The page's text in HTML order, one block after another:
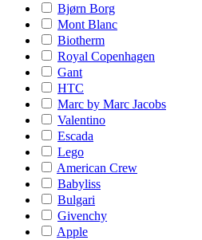
Bjørn Borg
Mont Blanc
Biotherm
Royal Copenhagen
Gant
HTC
Marc by Marc Jacobs
Valentino
Escada
Lego
American Crew
Babyliss
Bulgari
Givenchy
Apple